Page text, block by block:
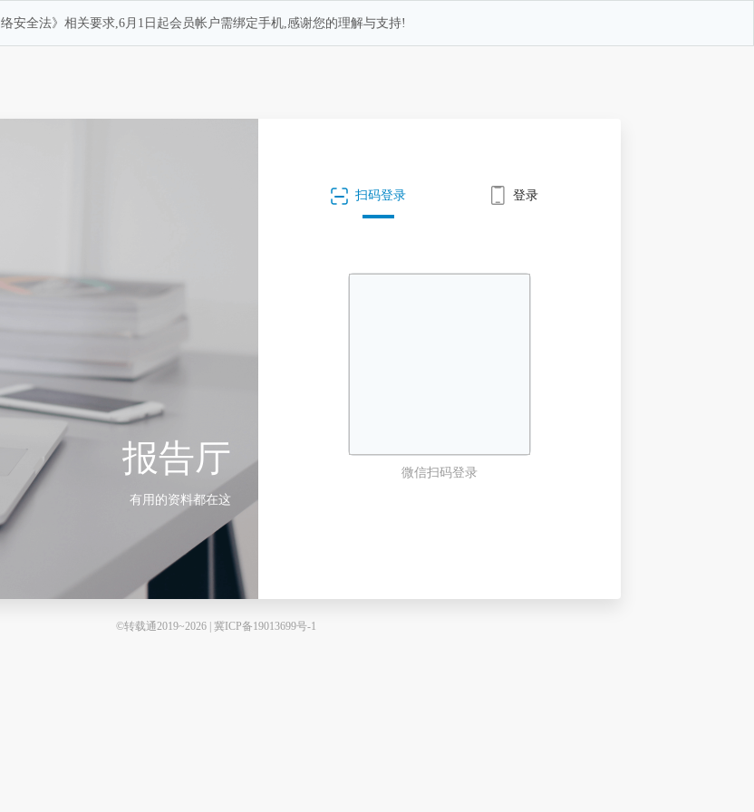
安全法》相关要求,6月1日起会员帐户需绑定手机,感谢您的理解与支持!
报告厅
有用的资料都在这
扫码登录 登录
微信扫码登录
©转载通2019~2026 | 冀ICP备19013699号-1